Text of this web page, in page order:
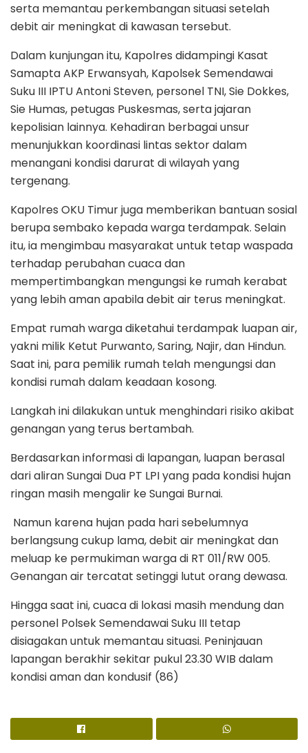
serta memantau perkembangan situasi setelah
debit air meningkat di kawasan tersebut.
Dalam kunjungan itu, Kapolres didampingi Kasat
Samapta AKP Erwansyah, Kapolsek Semendawai
Suku III IPTU Antoni Steven, personel TNI, Sie Dokkes,
Sie Humas, petugas Puskesmas, serta jajaran
kepolisian lainnya. Kehadiran berbagai unsur
menunjukkan koordinasi lintas sektor dalam
menangani kondisi darurat di wilayah yang
tergenang.
Kapolres OKU Timur juga memberikan bantuan sosial
berupa sembako kepada warga terdampak. Selain
itu, ia mengimbau masyarakat untuk tetap waspada
terhadap perubahan cuaca dan
mempertimbangkan mengungsi ke rumah kerabat
yang lebih aman apabila debit air terus meningkat.
Empat rumah warga diketahui terdampak luapan air,
yakni milik Ketut Purwanto, Saring, Najir, dan Hindun.
Saat ini, para pemilik rumah telah mengungsi dan
kondisi rumah dalam keadaan kosong.
Langkah ini dilakukan untuk menghindari risiko akibat
genangan yang terus bertambah.
Berdasarkan informasi di lapangan, luapan berasal
dari aliran Sungai Dua PT LPI yang pada kondisi hujan
ringan masih mengalir ke Sungai Burnai.
Namun karena hujan pada hari sebelumnya
berlangsung cukup lama, debit air meningkat dan
meluap ke permukiman warga di RT 011/RW 005.
Genangan air tercatat setinggi lutut orang dewasa.
Hingga saat ini, cuaca di lokasi masih mendung dan
personel Polsek Semendawai Suku III tetap
disiagakan untuk memantau situasi. Peninjauan
lapangan berakhir sekitar pukul 23.30 WIB dalam
kondisi aman dan kondusif (86)